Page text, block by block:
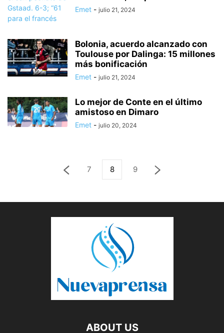
Emet - julio 21, 2024
Bolonia, acuerdo alcanzado con
Toulouse por Dalinga: 15 millones
más bonificación
Emet - julio 21, 2024
Lo mejor de Conte en el último
amistoso en Dimaro
Emet - julio 20, 2024
7 8 9
ABOUT US